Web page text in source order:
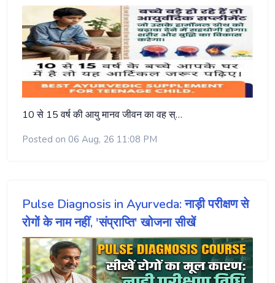
10 से 15 वर्ष की आयु मानव जीवन का वह स्…
Posted on 06 Aug, 26 11:08 PM
Pulse Diagnosis in Ayurveda: नाड़ी परीक्षण से
रोगों के नाम नहीं, 'संप्राप्ति' खोजना सीखें